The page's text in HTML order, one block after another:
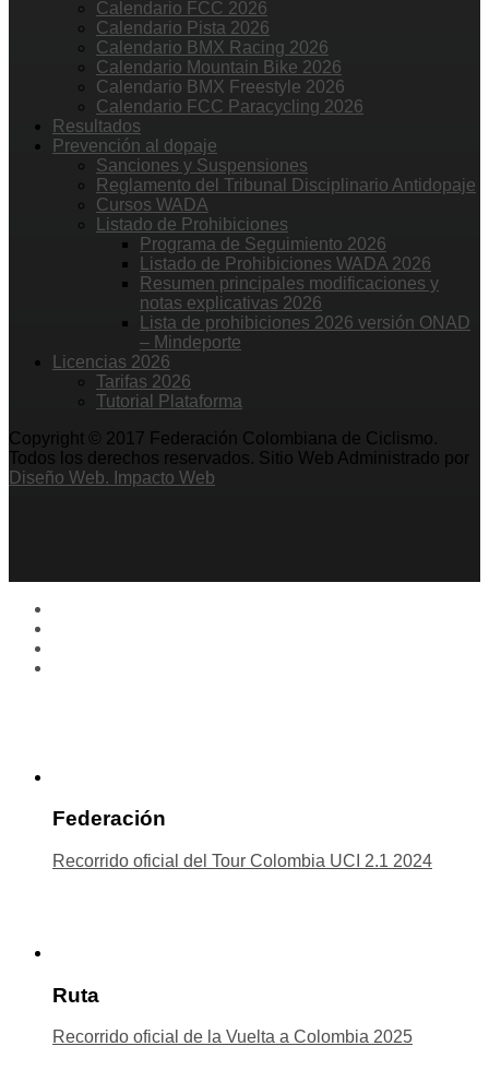
Calendario FCC 2026
Calendario Pista 2026
Calendario BMX Racing 2026
Calendario Mountain Bike 2026
Calendario BMX Freestyle 2026
Calendario FCC Paracycling 2026
Resultados
Prevención al dopaje
Sanciones y Suspensiones
Reglamento del Tribunal Disciplinario Antidopaje
Cursos WADA
Listado de Prohibiciones
Programa de Seguimiento 2026
Listado de Prohibiciones WADA 2026
Resumen principales modificaciones y
notas explicativas 2026
Lista de prohibiciones 2026 versión ONAD
– Mindeporte
Licencias 2026
Tarifas 2026
Tutorial Plataforma
Copyright © 2017 Federación Colombiana de Ciclismo.
Todos los derechos reservados. Sitio Web Administrado por
Diseño Web. Impacto Web
Federación
Recorrido oficial del Tour Colombia UCI 2.1 2024
Ruta
Recorrido oficial de la Vuelta a Colombia 2025